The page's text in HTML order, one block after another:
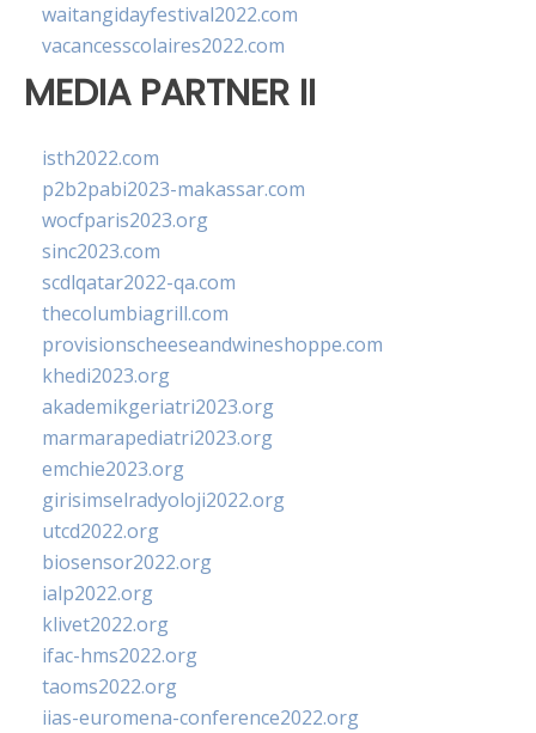
waitangidayfestival2022.com
vacancesscolaires2022.com
MEDIA PARTNER II
isth2022.com
p2b2pabi2023-makassar.com
wocfparis2023.org
sinc2023.com
scdlqatar2022-qa.com
thecolumbiagrill.com
provisionscheeseandwineshoppe.com
khedi2023.org
akademikgeriatri2023.org
marmarapediatri2023.org
emchie2023.org
girisimselradyoloji2022.org
utcd2022.org
biosensor2022.org
ialp2022.org
klivet2022.org
ifac-hms2022.org
taoms2022.org
iias-euromena-conference2022.org